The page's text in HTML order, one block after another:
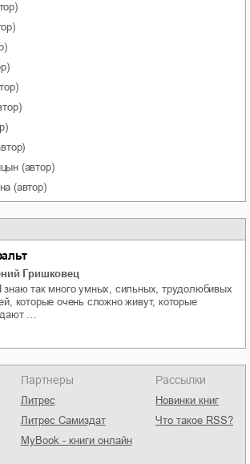
(автор)
(автор)
Гришковец
так много умных, сильных, трудолюбивых
которые очень сложно живут, которые
…
Партнеры
Литрес
Литрес Самиздат
MyBook - книги онлайн
Рассылки
Новинки книг
Что такое RSS?